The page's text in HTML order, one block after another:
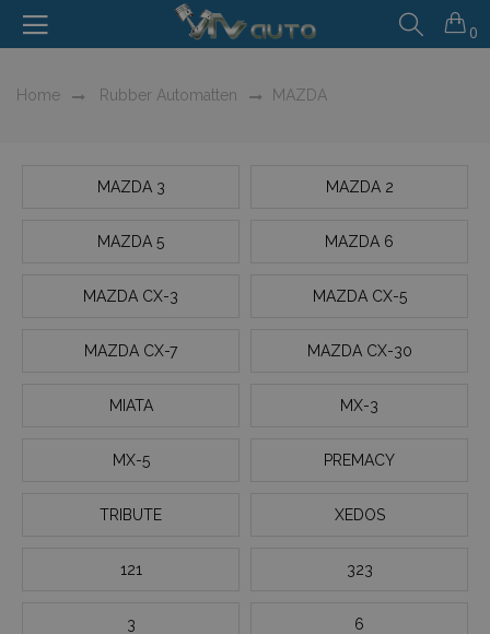
0
Home Rubber Automatten MAZDA
MAZDA 3 MAZDA 2
MAZDA 5 MAZDA 6
MAZDA CX-3 MAZDA CX-5
MAZDA CX-7 MAZDA CX-30
MIATA MX-3
MX-5 PREMACY
TRIBUTE XEDOS
121 323
3 6